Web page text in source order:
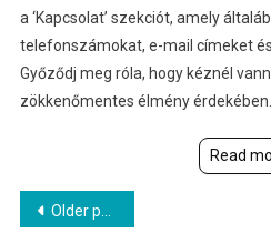
a ‘Kapcsolat’ szekciót, amely
telefonszámokat, e-mail címeket
Győződj meg róla, hogy kéznél
zökkenőmentes élmény érdekében.
Read
Posts
Older posts